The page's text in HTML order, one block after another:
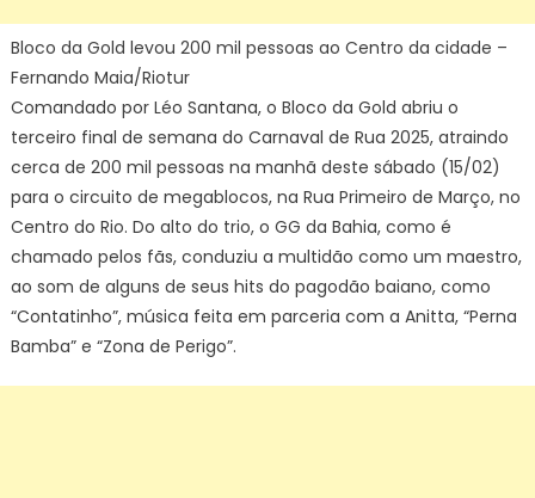
de
Rio
–
Cidade
do
Rio
Bloco da Gold levou 200 mil pessoas ao Centro da cidade –
Fernando Maia/Riotur
Comandado por Léo Santana, o Bloco da Gold abriu o
terceiro final de semana do Carnaval de Rua 2025, atraindo
cerca de 200 mil pessoas na manhã deste sábado (15/02)
para o circuito de megablocos, na Rua Primeiro de Março, no
Centro do Rio. Do alto do trio, o GG da Bahia, como é
chamado pelos fãs, conduziu a multidão como um maestro,
ao som de alguns de seus hits do pagodão baiano, como
“Contatinho”, música feita em parceria com a Anitta, “Perna
Bamba” e “Zona de Perigo”.